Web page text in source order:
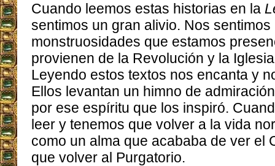
Cuando leemos estas historias en la
sentimos un gran alivio. Nos
monstruosidades que estamos
provienen de la Revolución y la
Leyendo estos textos nos encanta y
Ellos levantan un himno de
por ese espíritu que los inspiró.
leer y tenemos que volver a la vida
como un alma que acababa de ver el
que volver al Purgatorio.